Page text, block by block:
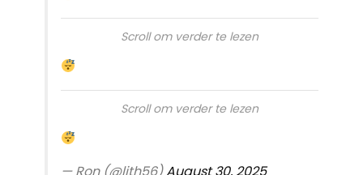
Scroll om verder te lezen
Scroll om verder te lezen
— Ron (@lith56)August 30, 2025